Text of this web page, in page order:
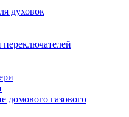
духовок
домового газового